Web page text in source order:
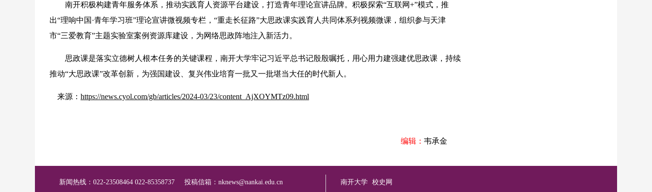
南开积极构建青年服务体系，推动实践育人资源平台建设，打造青年理论宣讲品牌。积极探索“互联网+”模式，推
出“理响中国·青年学习班”理论宣讲微视频专栏，“重走长征路”大思政课实践育人共同体系列视频微课，组织参与天津
市“三爱教育”主题实验室案例资源库建设，为网络思政阵地注入新活力。
思政课是落实立德树人根本任务的关键课程，南开大学牢记习近平总书记殷殷嘱托，用心用力建强建优思政课，持续
推动“大思政课”改革创新，为强国建设、复兴伟业培育一批又一批堪当大任的时代新人。
来源： https://news.cyol.com/gb/articles/2024-03/23/content_AjXOYMTz09.html
编辑： 韦承金
新闻热线：022-23508464 022-85358737 投稿信箱： nknews@nankai.edu.cn 南开大学 校史网